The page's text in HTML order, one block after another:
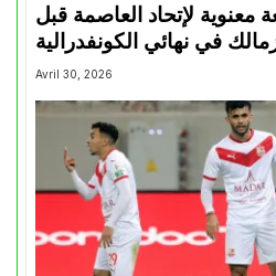
معنوية لإتحاد العاصمة قبل
في نهائي الكونفدرالية
Avril 30, 2026